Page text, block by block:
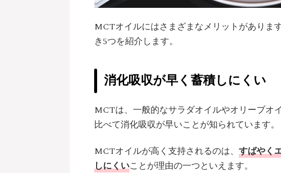
MCTオイルにはさまざまなメリットがありま
き5つを紹介します。
消化吸収が早く蓄積しにくい
MCTは、一般的なサラダオイルやオリーブオ
比べて消化吸収が早いことが知られています。
MCTオイルが高く支持されるのは、 すばやく
しにくいことが理由の一つといえます。